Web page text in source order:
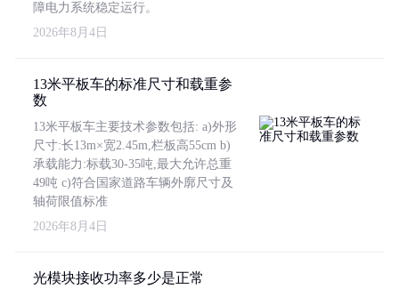
障电力系统稳定运行。
2026年8月4日
13米平板车的标准尺寸和载重参
数
13米平板车主要技术参数包括: a)外形
尺寸:长13m×宽2.45m,栏板高55cm b)
承载能力:标载30-35吨,最大允许总重
49吨 c)符合国家道路车辆外廓尺寸及
轴荷限值标准
2026年8月4日
光模块接收功率多少是正常